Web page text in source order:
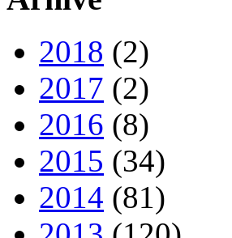
2018 (2)
2017 (2)
2016 (8)
2015 (34)
2014 (81)